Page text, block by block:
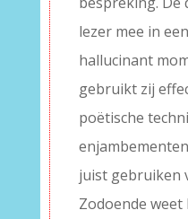
lezer mee in
hallucinant
gebruikt zij
poëtische
juist gebruiken
Zodoende